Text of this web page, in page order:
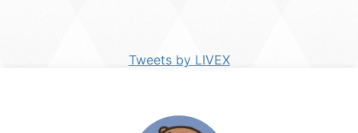
Tweets by LIVEX